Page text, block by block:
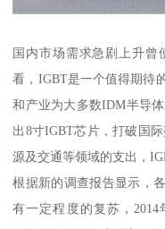
国内市场需求急剧上升曾
看，IGBT是一个值得期待
和产业为大多数IDM半导
出8寸IGBT芯片，打破国
源及交通等领域的支出，
根据新的调查报告显示，
有一定程度的复苏，